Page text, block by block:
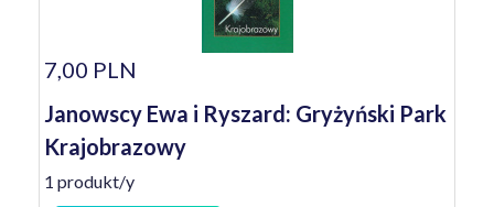
7,00 PLN
Janowscy Ewa i Ryszard: Gryżyński Park
Krajobrazowy
1 produkt/y